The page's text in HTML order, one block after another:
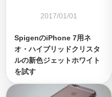
2017/01/01
SpigenのiPhone 7用ネ
オ・ハイブリッドクリスタ
ルの新色ジェットホワイト
を試す